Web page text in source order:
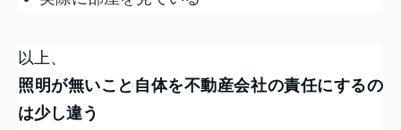
以上、
照明が無いこと自体を不動産会社の責任にするの
は少し違う